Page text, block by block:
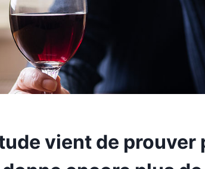
vient de prouver